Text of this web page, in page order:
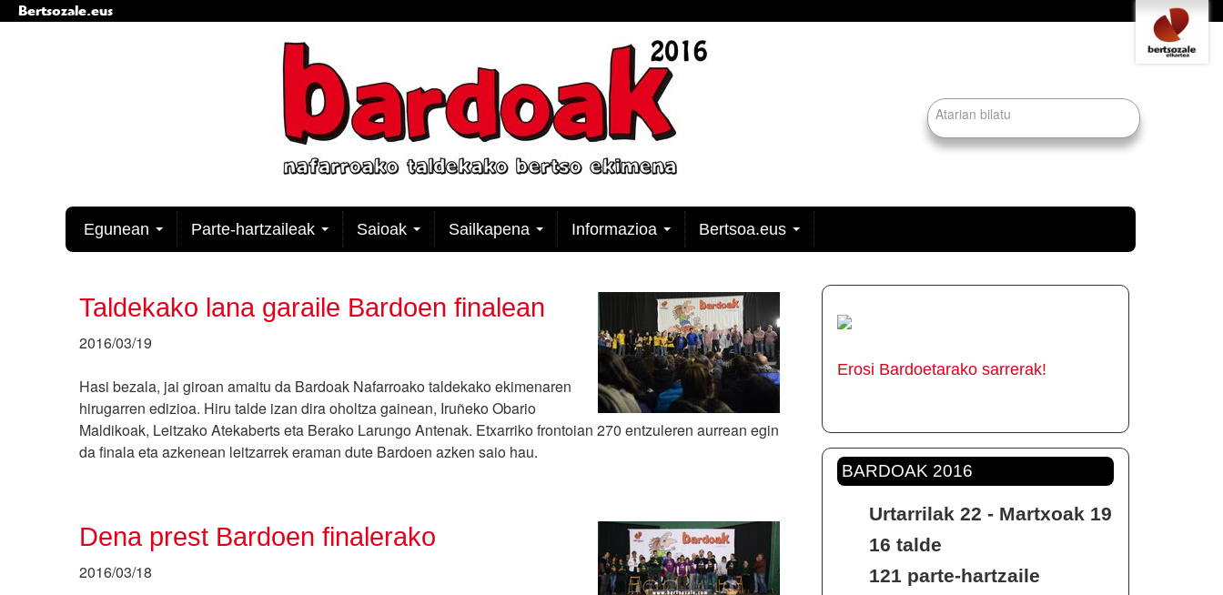
Bertsozale.eus
Tresna
pertsonalak
Bilatu atarian
Egunean Parte-hartzaileak Saioak Sailkapena Informazioa Bertsoa.eus
Taldekako lana garaile Bardoen finalean
2016/03/19
Hasi bezala, jai giroan amaitu da Bardoak Nafarroako taldekako ekimenaren
hirugarren edizioa. Hiru talde izan dira oholtza gainean, Iruñeko Obario
Maldikoak, Leitzako Atekaberts eta Berako Larungo Antenak. Etxarriko frontoian 270 entzuleren aurrean egin
da finala eta azkenean leitzarrek eraman dute Bardoen azken saio hau.
Dena prest Bardoen finalerako
2016/03/18
Erosi Bardoetarako sarrerak!
BARDOAK 2016
Urtarrilak 22 - Martxoak 19
16 talde
121 parte-hartzaile